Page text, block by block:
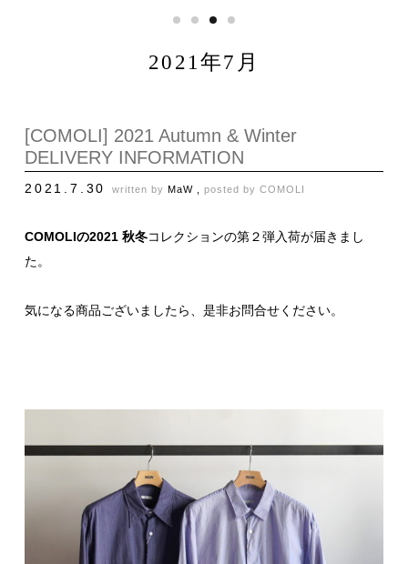
2021年7月
[COMOLI] 2021 Autumn & Winter
DELIVERY INFORMATION
2021.7.30 written by MaW , posted by COMOLI
COMOLIの2021 秋冬コレクションの第２弾入荷が届きまし
た。
気になる商品ございましたら、是非お問合せください。